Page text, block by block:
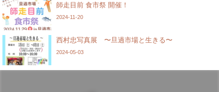
師走目前 食市祭 開催！
2024-11-20
西村忠写真展 〜旦過市場と生きる〜
2024-05-03